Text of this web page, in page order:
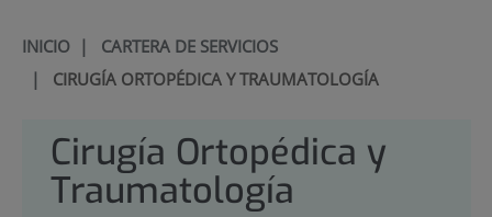
INICIO| CARTERA DE SERVICIOS
| CIRUGÍA ORTOPÉDICA Y TRAUMATOLOGÍA
Cirugía Ortopédica y
Traumatología